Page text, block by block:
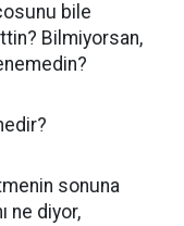
bile
Bilmiyorsan,
sonuna
ne diyor,